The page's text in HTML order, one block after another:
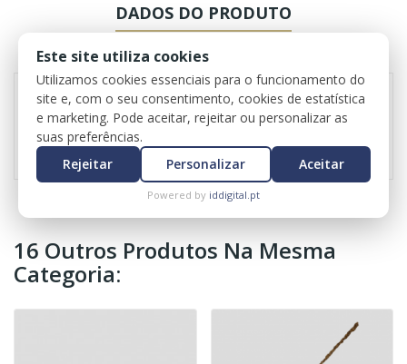
DADOS DO PRODUTO
REVIEWS
Referência 1122
16 Outros Produtos Na Mesma
Categoria:
Este site utiliza cookies
Utilizamos cookies essenciais para o funcionamento do
site e, com o seu consentimento, cookies de estatística
e marketing. Pode aceitar, rejeitar ou personalizar as
suas preferências.
Rejeitar
Personalizar Aceitar
Powered by iddigital.pt